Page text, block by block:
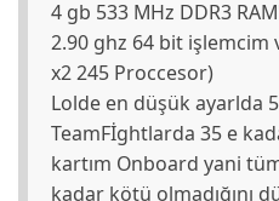
4 gb 533 MHz DDR3
2.90 ghz 64 bit işlemcim
x2 245 Proccesor)
Lolde en düşük ayarlda
TeamFİghtlarda 35 e
kartım Onboard yani
kadar kötü olmadığını